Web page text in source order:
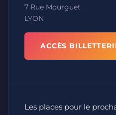
7 Rue Mourguet
LYON
ACCÈS
Les places pour le